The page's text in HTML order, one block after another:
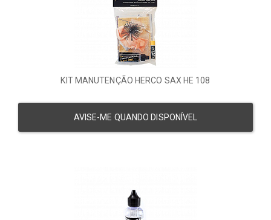
KIT MANUTENÇÃO HERCO SAX HE 108
AVISE-ME QUANDO DISPONÍVEL